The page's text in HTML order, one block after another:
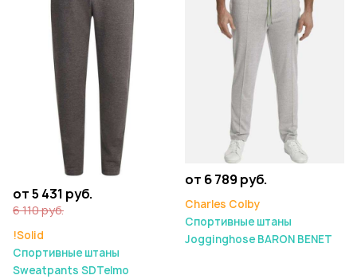
от 5 431 руб.
6 110 руб.
!Solid
Спортивные штаны
Sweatpants SDTelmo
от 6 789 руб.
Charles Colby
Спортивные штаны
Jogginghose BARON BENET